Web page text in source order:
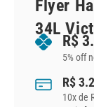
Flyer
34L
R$
5% off
R$
10x de